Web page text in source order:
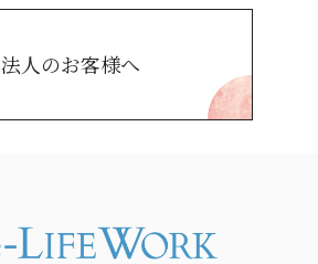
法人のお客様へ